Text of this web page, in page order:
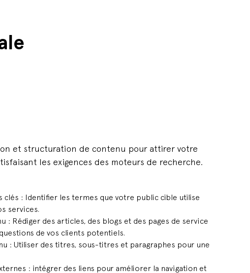
et structuration de contenu pour attirer votre
les exigences des moteurs de recherche.
clés : Identifier les termes que votre public cible utilise
services.
: Rédiger des articles, des blogs et des pages de service
de vos clients potentiels.
: Utiliser des titres, sous-titres et paragraphes pour une
: intégrer des liens pour améliorer la navigation et